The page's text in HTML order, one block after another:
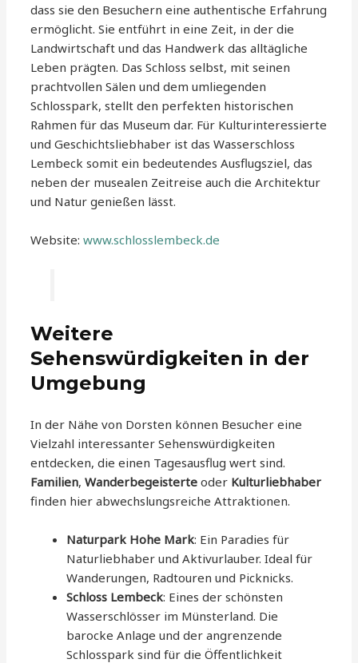
dass sie den Besuchern eine authentische Erfahrung
ermöglicht. Sie entführt in eine Zeit, in der die
Landwirtschaft und das Handwerk das alltägliche
Leben prägten. Das Schloss selbst, mit seinen
prachtvollen Sälen und dem umliegenden
Schlosspark, stellt den perfekten historischen
Rahmen für das Museum dar. Für Kulturinteressierte
und Geschichtsliebhaber ist das Wasserschloss
Lembeck somit ein bedeutendes Ausflugsziel, das
neben der musealen Zeitreise auch die Architektur
und Natur genießen lässt.
Website:www.schlosslembeck.de
Weitere
Sehenswürdigkeiten in der
Umgebung
In der Nähe von Dorsten können Besucher eine
Vielzahl interessanter Sehenswürdigkeiten
entdecken, die einen Tagesausflug wert sind.
Familien,Wanderbegeisterte oder Kulturliebhaber
finden hier abwechslungsreiche Attraktionen.
Naturpark Hohe Mark: Ein Paradies für
Naturliebhaber und Aktivurlauber. Ideal für
Wanderungen, Radtouren und Picknicks.
Schloss Lembeck: Eines der schönsten
Wasserschlösser im Münsterland. Die
barocke Anlage und der angrenzende
Schlosspark sind für die Öffentlichkeit